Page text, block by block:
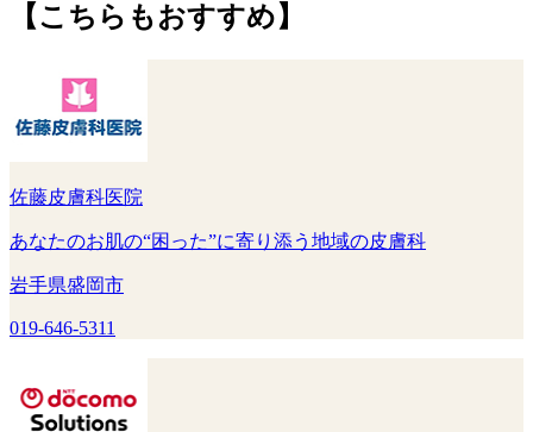
【こちらもおすすめ】
佐藤皮膚科医院
あなたのお肌の“困った”に寄り添う地域の皮膚科
岩手県盛岡市
019-646-5311